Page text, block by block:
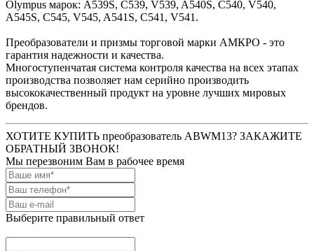
Olympus марок: A539S, C539, V539, A540S, C540, V540,
A545S, C545, V545, A541S, C541, V541.
Преобразователи и призмы торговой марки АМКРО - это
гарантия надежности и качества.
Многоступенчатая система контроля качества на всех этапах
производства позволяет нам серийно производить
высококачественный продукт на уровне лучших мировых
брендов.
ХОТИТЕ КУПИТЬ преобразователь ABWM13? ЗАКАЖИТЕ
ОБРАТНЫЙ ЗВОНОК!
Мы перезвоним Вам в рабочее время
Выберите правильный ответ